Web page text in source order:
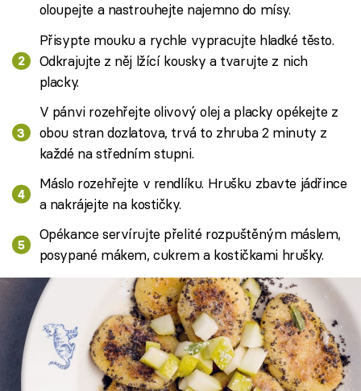
oloupejte a nastrouhejte najemno do mísy.
Přisypte mouku a rychle vypracujte hladké těsto.
Odkrajujte z něj lžící kousky a tvarujte z nich
placky.
V pánvi rozehřejte olivový olej a placky opékejte z
obou stran dozlatova, trvá to zhruba 2 minuty z
každé na středním stupni.
Máslo rozehřejte v rendlíku. Hrušku zbavte jádřince
a nakrájejte na kostičky.
Opékance servírujte přelité rozpuštěným máslem,
posypané mákem, cukrem a kostičkami hrušky.